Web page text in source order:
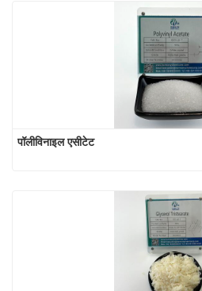
पॉलीविनाइल एसीटेट